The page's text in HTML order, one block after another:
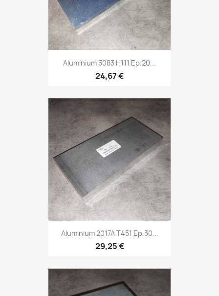
Aluminium 5083 H111 Ep.20...
24,67 €
Aluminium 2017A T451 Ep.30...
29,25 €